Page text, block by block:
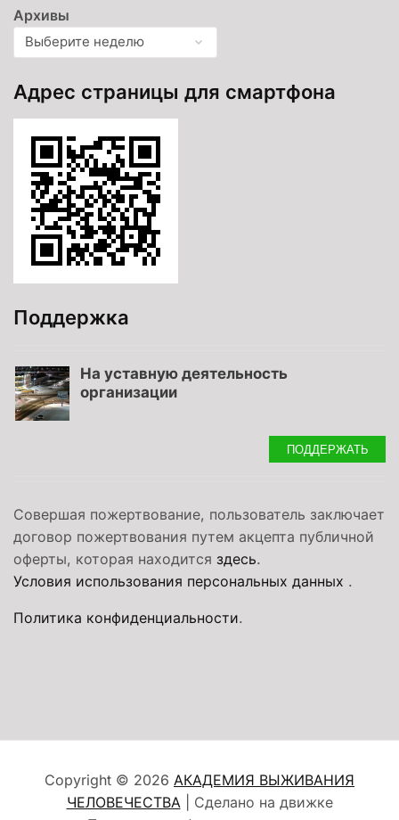
Архивы
Адрес страницы для смартфона
Поддержка
На уставную деятельность
организации
ПОДДЕРЖАТЬ
Совершая пожертвование, пользователь заключает
договор пожертвования путем акцепта публичной
оферты, которая находится здесь.
Условия использования персональных данных .
Политика конфиденциальности.
Copyright © 2026 АКАДЕМИЯ ВЫЖИВАНИЯ
ЧЕЛОВЕЧЕСТВА | Сделано на движке